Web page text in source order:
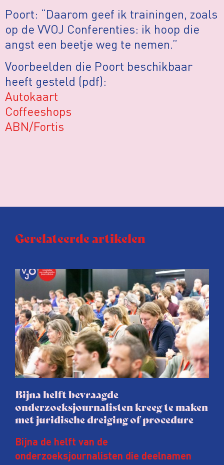
Poort: “Daarom geef ik trainingen, zoals
op de VVOJ Conferenties: ik hoop die
angst een beetje weg te nemen.”
Voorbeelden die Poort beschikbaar
heeft gesteld (pdf):
Autokaart
Coffeeshops
ABN/Fortis
Gerelateerde artikelen
Bijna helft bevraagde
onderzoeksjournalisten kreeg te maken
met juridische dreiging of procedure
Bijna de helft van de
onderzoeksjournalisten die deelnamen